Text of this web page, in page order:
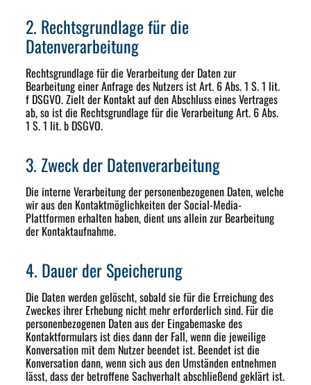
2. Rechtsgrundlage für die
Datenverarbeitung
Rechtsgrundlage für die Verarbeitung der Daten zur
Bearbeitung einer Anfrage des Nutzers ist Art. 6 Abs. 1 S. 1 lit.
f DSGVO. Zielt der Kontakt auf den Abschluss eines Vertrages
ab, so ist die Rechtsgrundlage für die Verarbeitung Art. 6 Abs.
1 S. 1 lit. b DSGVO.
3. Zweck der Datenverarbeitung
Die interne Verarbeitung der personenbezogenen Daten, welche
wir aus den Kontaktmöglichkeiten der Social-Media-
Plattformen erhalten haben, dient uns allein zur Bearbeitung
der Kontaktaufnahme.
4. Dauer der Speicherung
Die Daten werden gelöscht, sobald sie für die Erreichung des
Zweckes ihrer Erhebung nicht mehr erforderlich sind. Für die
personenbezogenen Daten aus der Eingabemaske des
Kontaktformulars ist dies dann der Fall, wenn die jeweilige
Konversation mit dem Nutzer beendet ist. Beendet ist die
Konversation dann, wenn sich aus den Umständen entnehmen
lässt, dass der betroffene Sachverhalt abschließend geklärt ist.